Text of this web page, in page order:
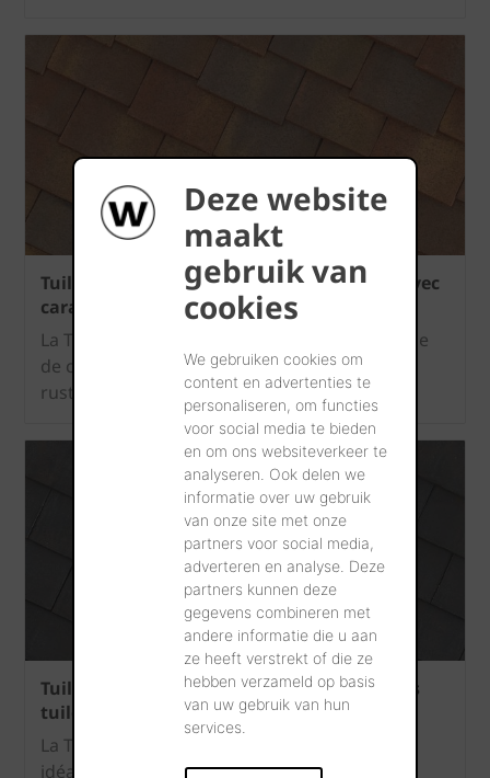
Deze website
maakt
gebruik van
cookies
We gebruiken cookies om
content en advertenties te
personaliseren, om functies
voor social media te bieden
en om ons websiteverkeer te
analyseren. Ook delen we
informatie over uw gebruik
van onze site met onze
partners voor social media,
adverteren en analyse. Deze
partners kunnen deze
gegevens combineren met
andere informatie die u aan
ze heeft verstrekt of die ze
hebben verzameld op basis
van uw gebruik van hun
services.
Tuile Plate Pommard – Tuile authentique avec
caractère
La Tuile Plate Pommard de Terreal est une tuile
de caractère avec une allure résolument
rustique.
Tuile Plate Éminence – La référence pour les
tuiles petit format
La Tuile Plate Éminence de Terreal est le choix
idéal pour ceux qui recherchent une solution